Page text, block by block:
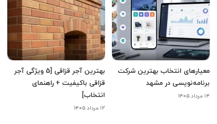
معیارهای انتخاب بهترین شرکت
برنامه‌نویسی در مشهد
۱۴ مرداد ۱۴۰۵
بهترین آجر قزاقی [5 ویژگی آجر
قزاقی باکیفیت + راهنمای
انتخاب]
۱۲ مرداد ۱۴۰۵